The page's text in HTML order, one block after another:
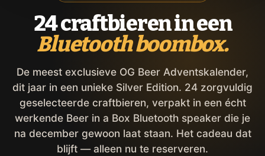
24 craftbieren in een
Bluetooth boombox.
De meest exclusieve OG Beer Adventskalender,
dit jaar in een unieke Silver Edition. 24 zorgvuldig
geselecteerde craftbieren, verpakt in een écht
werkende Beer in a Box Bluetooth speaker die je
na december gewoon laat staan. Het cadeau dat
blijft — alleen nu te reserveren.